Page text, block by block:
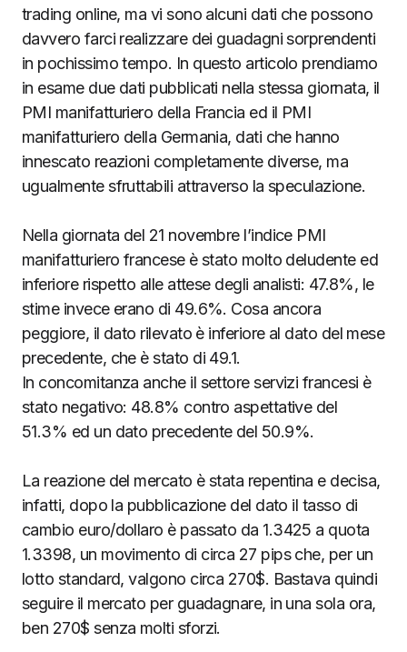
trading online, ma vi sono alcuni dati che possono
davvero farci realizzare dei guadagni sorprendenti
in pochissimo tempo. In questo articolo prendiamo
in esame due dati pubblicati nella stessa giornata, il
PMI manifatturiero della Francia ed il PMI
manifatturiero della Germania, dati che hanno
innescato reazioni completamente diverse, ma
ugualmente sfruttabili attraverso la speculazione.
Nella giornata del 21 novembre l’indice PMI
manifatturiero francese è stato molto deludente ed
inferiore rispetto alle attese degli analisti: 47.8%, le
stime invece erano di 49.6%. Cosa ancora
peggiore, il dato rilevato è inferiore al dato del mese
precedente, che è stato di 49.1.
In concomitanza anche il settore servizi francesi è
stato negativo: 48.8% contro aspettative del
51.3% ed un dato precedente del 50.9%.
La reazione del mercato è stata repentina e decisa,
infatti, dopo la pubblicazione del dato il tasso di
cambio euro/dollaro è passato da 1.3425 a quota
1.3398, un movimento di circa 27 pips che, per un
lotto standard, valgono circa 270$. Bastava quindi
seguire il mercato per guadagnare, in una sola ora,
ben 270$ senza molti sforzi.